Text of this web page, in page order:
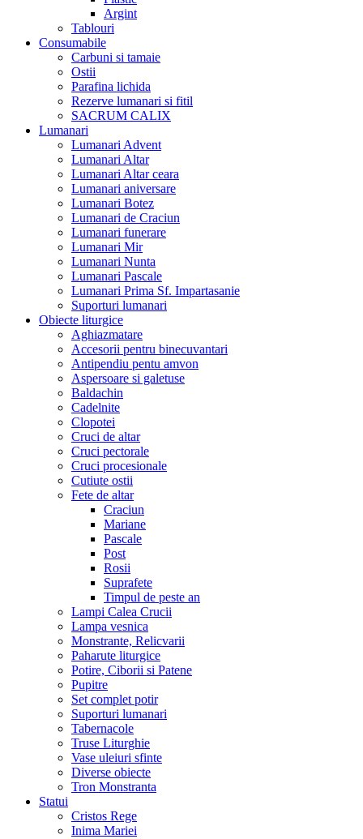
Argint
Tablouri
Consumabile
Carbuni si tamaie
Ostii
Parafina lichida
Rezerve lumanari si fitil
SACRUM CALIX
Lumanari
Lumanari Advent
Lumanari Altar
Lumanari Altar ceara
Lumanari aniversare
Lumanari Botez
Lumanari de Craciun
Lumanari funerare
Lumanari Mir
Lumanari Nunta
Lumanari Pascale
Lumanari Prima Sf. Impartasanie
Suporturi lumanari
Obiecte liturgice
Aghiazmatare
Accesorii pentru binecuvantari
Antipendiu pentu amvon
Aspersoare si galetuse
Baldachin
Cadelnite
Clopotei
Cruci de altar
Cruci pectorale
Cruci procesionale
Cutiute ostii
Fete de altar
Craciun
Mariane
Pascale
Post
Rosii
Suprafete
Timpul de peste an
Lampi Calea Crucii
Lampa vesnica
Monstrante, Relicvarii
Paharute liturgice
Potire, Ciborii si Patene
Pupitre
Set complet potir
Suporturi lumanari
Tabernacole
Truse Liturghie
Vase uleiuri sfinte
Diverse obiecte
Tron Monstranta
Statui
Cristos Rege
Inima Mariei